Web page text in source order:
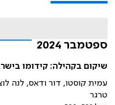
ספטמבר 2024
שיקום בקהילה: קידומו
עמית קוסטו, דור ודאס, לנה
טרגר